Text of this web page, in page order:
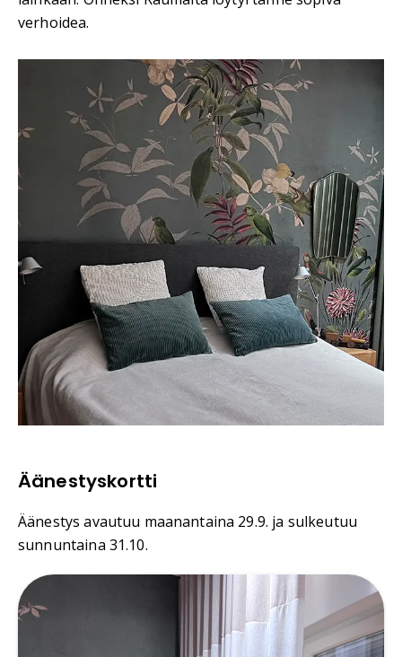
verhoidea.
Äänestyskortti
Äänestys avautuu maanantaina 29.9. ja sulkeutuu
sunnuntaina 31.10.